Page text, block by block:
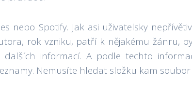
nebo Spotify. Jak asi uživatelsky
rok vzniku, patří k nějakému žánru,
informací. A podle techto
Nemusíte hledat složku kam